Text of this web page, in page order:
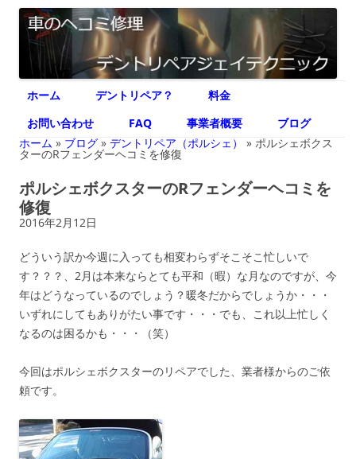
デントリペア ジェイテクニック
車のヘコミ修理専門 神奈川県横浜市 デントリペア ジェイテクニック
ン
ツ
へ
ス
キ
プ
ホーム デントリペア？
料金
お問い合わせ
FAQ 事業者概要
ブログ
ホーム » ブログ » デントリペア（ポルシェ） » ポルシェボクス
ターのRフェンダーヘコミを修復
ポルシェボクスターのRフェンダーヘコミを
修復
2016年2月12日
どういう訳か今週に入っても相変わらずそこそこ忙しいで
す？？？、2月は本来ならとても平和（暇）な月なのですが、今
年はどうなっているのでしょう？暖冬だからでしょうか・・・
いずれにしてもありがたい事です・・・でも、これ以上忙しく
なるのは困るかも・・・（笑）
今回はポルシェボクスターのリペアでした、業者様からのご依
頼です。